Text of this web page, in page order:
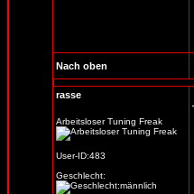
Nach oben
rasse
Arbeitsloser Tuning Freak
User-ID:483
Geschlecht: